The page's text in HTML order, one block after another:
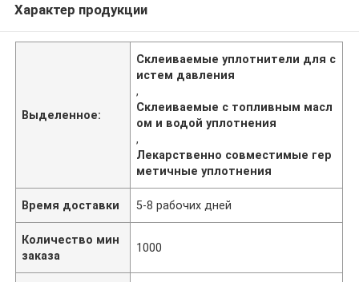
Характер продукции
Выделенное:
Склеиваемые уплотнители для с
истем давления
,
Склеиваемые с топливным масл
ом и водой уплотнения
,
Лекарственно совместимые гер
метичные уплотнения
Время доставки 5-8 рабочих дней
Количество мин
заказа
1000